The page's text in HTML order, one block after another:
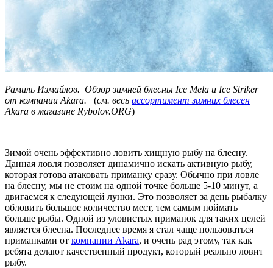
Рамиль Измайлов. Обзор зимней блесны Ice Mela и Ice Striker
от компании Akara. (см. весь ассортимент зимних блесен
Akara в магазине Rybolov.ORG)
Зимой очень эффективно ловить хищную рыбу на блесну.
Данная ловля позволяет динамично искать активную рыбу,
которая готова атаковать приманку сразу. Обычно при ловле
на блесну, мы не стоим на одной точке больше 5-10 минут, а
двигаемся к следующей лунки. Это позволяет за день рыбалку
обловить большое количество мест, тем самым поймать
больше рыбы. Одной из уловистых приманок для таких целей
является блесна. Последнее время я стал чаще пользоваться
приманками от компании Akara, и очень рад этому, так как
ребята делают качественный продукт, который реально ловит
рыбу.